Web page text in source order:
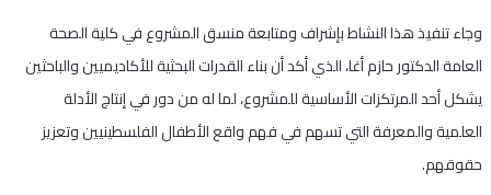
وجاء تنفيذ هذا النشاط بإشراف ومتابعة منسق المشروع في كلية الصحة
العامة الدكتور حازم أغا، الذي أكد أن بناء القدرات البحثية للأكاديميين والباحثين
يشكل أحد المرتكزات الأساسية للمشروع، لما له من دور في إنتاج الأدلة
العلمية والمعرفة التي تسهم في فهم واقع الأطفال الفلسطينيين وتعزيز
حقوقهم.